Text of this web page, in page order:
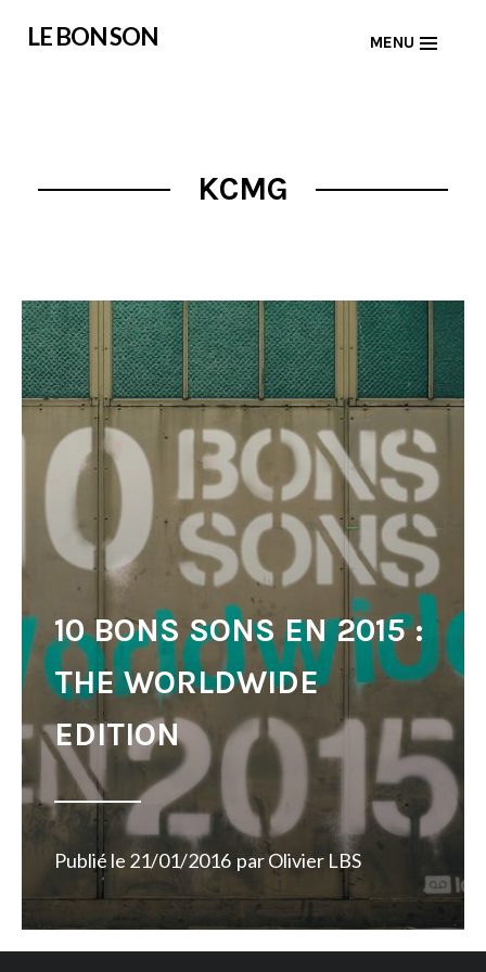
LE BON SON MENU
KCMG
10 BONS SONS EN 2015 :
THE WORLDWIDE
EDITION
Publié le 21/01/2016 parOlivier LBS